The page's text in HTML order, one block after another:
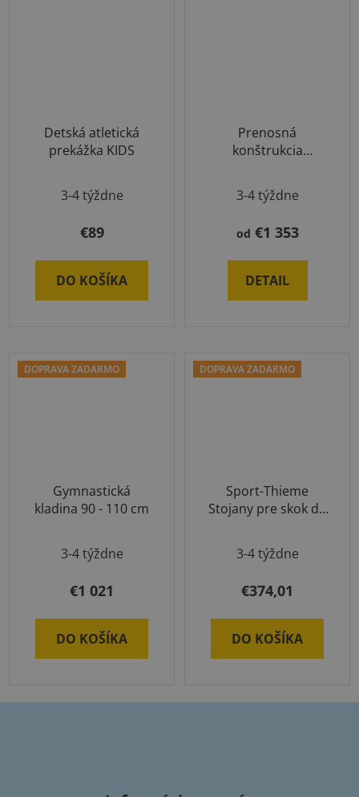
Detská atletická
prekážka KIDS
3-4 týždne
€89
DO KOŠÍKA
Prenosná
konštrukcia
výškovo
nastaviteľnéhodnotenie
produktu
z
3-4 týždne
od €1 353
DETAIL
DOPRAVA ZADARMO
Gymnastická
kladina 90 - 110 cm
3-4 týždne
€1 021
DO KOŠÍKA
DOPRAVA ZADARMO
Sport-Thieme
Stojany pre skok do
3-4 týždne
€374,01
DO KOŠÍKA